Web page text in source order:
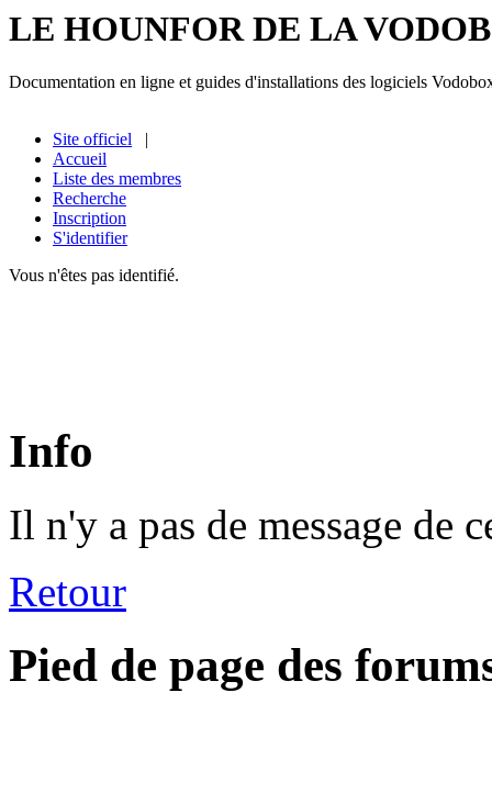
LE HOUNFOR DE LA
Documentation en ligne et guides d'installations des logiciels
Site officiel |
Accueil
Liste des membres
Recherche
Inscription
S'identifier
Vous n'êtes pas identifié.
Info
Il n'y a pas de message de
Retour
Pied de page des